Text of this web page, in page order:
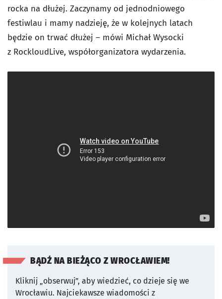
rocka na dłużej. Zaczynamy od jednodniowego
festiwlau i mamy nadzieję, że w kolejnych latach
będzie on trwać dłużej – mówi Michał Wysocki
z RockloudLive, współorganizatora wydarzenia.
BĄDŹ NA BIEŻĄCO Z WROCŁAWIEM!
Kliknij „obserwuj”, aby wiedzieć, co dzieje się we
Wrocławiu. Najciekawsze wiadomości z